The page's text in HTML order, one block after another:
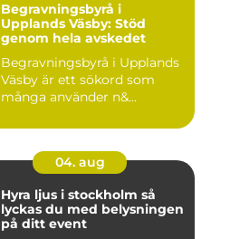
Begravningsbyrå i
Upplands Väsby: Stöd
genom hela avskedet
Begravningsbyrå i Upplands
Väsby är ett sökord som
många använder n&...
04. aug
Hyra ljus i stockholm så
lyckas du med belysningen
på ditt event